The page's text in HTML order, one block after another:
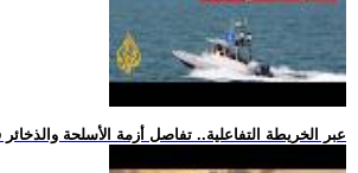
.. عبر الخريطة التفاعلية.. تفاصل أزمة الأسلحة